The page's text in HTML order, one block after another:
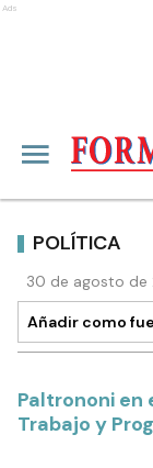
Ads
POLÍTICA
30 de agosto de
Añadir como
Paltrononi en
Trabajo y